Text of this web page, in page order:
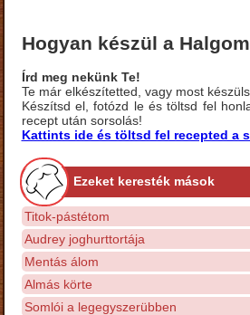
Hogyan készül a
Írd meg nekünk Te!
Te már elkészítetted, vagy most
Készítsd el, fotózd le és töltsd fel
recept után sorsolás!
Kattints ide és töltsd fel recepted a
Ezeket keresték mások
Titok-pástétom
Audrey joghurttortája
Mentás álom
Almás körte
Somlói a legegyszerübben